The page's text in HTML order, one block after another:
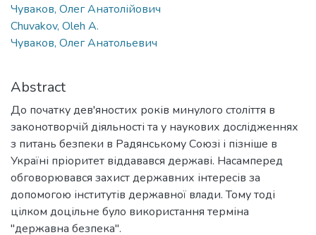
Чуваков, Олег Анатолійович
Chuvakov, Oleh A.
Чуваков, Олег Анатольевич
Abstract
До початку дев'яностих років минулого століття в
законотворчій діяльності та у наукових дослідженнях
з питань безпеки в Радянському Союзі і пізніше в
Україні пріоритет віддавався державі. Насамперед
обговорювався захист державних інтересів за
допомогою інститутів державної влади. Тому тоді
цілком доцільне було використання терміна
"державна безпека".